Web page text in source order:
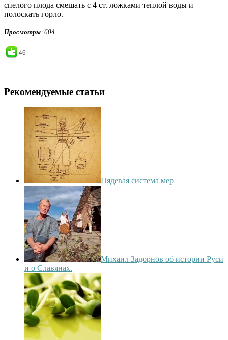
спелого плода смешать с 4 ст. ложками теплой воды и
полоскать горло.
Просмотры: 604
46
Рекомендуемые статьи
Пядевая система мер
Михаил Задорнов об истории Руси
и о Славянах.